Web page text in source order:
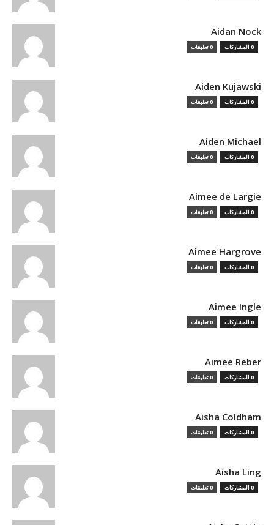
Aidan Nock
0 المشاركات 0 تعليقات
Aiden Kujawski
0 المشاركات 0 تعليقات
Aiden Michael
0 المشاركات 0 تعليقات
Aimee de Largie
0 المشاركات 0 تعليقات
Aimee Hargrove
0 المشاركات 0 تعليقات
Aimee Ingle
0 المشاركات 0 تعليقات
Aimee Reber
0 المشاركات 0 تعليقات
Aisha Coldham
0 المشاركات 0 تعليقات
Aisha Ling
0 المشاركات 0 تعليقات